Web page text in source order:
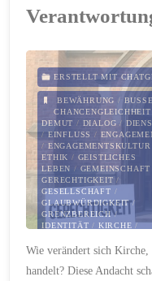
menschliche
Herz
angesichts
von
Leid
Protest"
ERSTELLT MIT
BEWÄHRUNG / BUSSE
CHANCENGLEICHHEIT
DEMUT / DIALOG /
/ EINFLUSS /
/ ENGAGEMENTSKULTUR
ETHIK / GEISTLICHES
LEBEN / GEMEINSCHAFT
GERECHTIGKEIT /
GESELLSCHAFT /
GLAUBWÜRDIGKEIT/
GRENZBEREICH/
IDENTITÄT / KIRCHE /
MENSCHENRECHTE/
ÖFFENTLICHE
Wie verändert sich
handelt? Diese Andacht